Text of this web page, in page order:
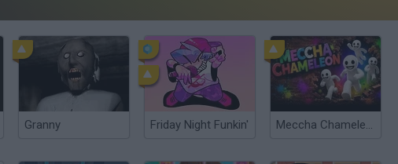
Granny Friday Night Funkin' Meccha Chameleon